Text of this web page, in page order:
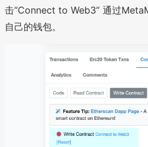
击“Connect to Web3” 通过
自己的钱包。